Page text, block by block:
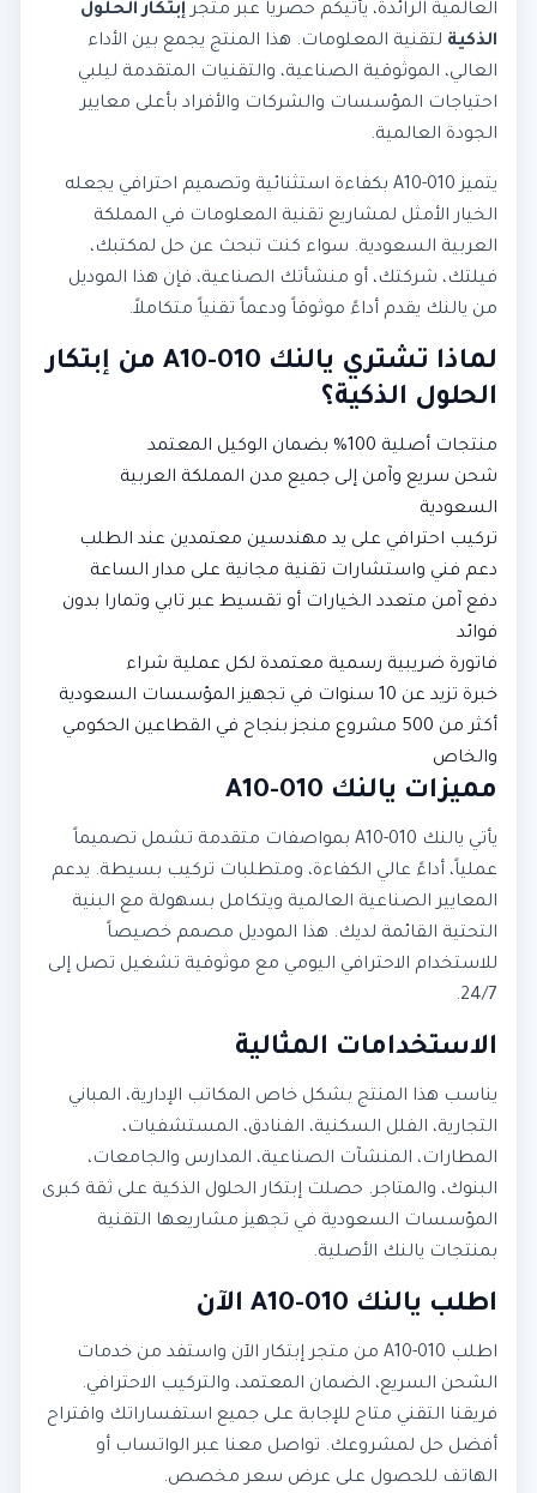
العالمية الرائدة، يأتيكم حصرياً عبر متجرإبتكار الحلول
الذكية لتقنية المعلومات. هذا المنتج يجمع بين الأداء
العالي، الموثوقية الصناعية، والتقنيات المتقدمة ليلبي
احتياجات المؤسسات والشركات والأفراد بأعلى معايير
الجودة العالمية.
يتميز A10-010 بكفاءة استثنائية وتصميم احترافي يجعله
الخيار الأمثل لمشاريع تقنية المعلومات في المملكة
العربية السعودية. سواء كنت تبحث عن حل لمكتبك،
فيلتك، شركتك، أو منشأتك الصناعية، فإن هذا الموديل
من يالنك يقدم أداءً موثوقاً ودعماً تقنياً متكاملاً.
لماذا تشتري يالنك A10-010 من إبتكار
الحلول الذكية؟
منتجات أصلية 100% بضمان الوكيل المعتمد
شحن سريع وآمن إلى جميع مدن المملكة العربية
السعودية
تركيب احترافي على يد مهندسين معتمدين عند الطلب
دعم فني واستشارات تقنية مجانية على مدار الساعة
دفع آمن متعدد الخيارات أو تقسيط عبر تابي وتمارا بدون
فوائد
فاتورة ضريبية رسمية معتمدة لكل عملية شراء
خبرة تزيد عن 10 سنوات في تجهيز المؤسسات السعودية
أكثر من 500 مشروع منجز بنجاح في القطاعين الحكومي
والخاص
مميزات يالنك A10-010
يأتي يالنك A10-010 بمواصفات متقدمة تشمل تصميماً
عملياً، أداءً عالي الكفاءة، ومتطلبات تركيب بسيطة. يدعم
المعايير الصناعية العالمية ويتكامل بسهولة مع البنية
التحتية القائمة لديك. هذا الموديل مصمم خصيصاً
للاستخدام الاحترافي اليومي مع موثوقية تشغيل تصل إلى
24/7.
الاستخدامات المثالية
يناسب هذا المنتج بشكل خاص المكاتب الإدارية، المباني
التجارية، الفلل السكنية، الفنادق، المستشفيات،
المطارات، المنشآت الصناعية، المدارس والجامعات،
البنوك، والمتاجر. حصلت إبتكار الحلول الذكية على ثقة كبرى
المؤسسات السعودية في تجهيز مشاريعها التقنية
بمنتجات يالنك الأصلية.
اطلب يالنك A10-010 الآن
اطلب A10-010 من متجر إبتكار الآن واستفد من خدمات
الشحن السريع، الضمان المعتمد، والتركيب الاحترافي.
فريقنا التقني متاح للإجابة على جميع استفساراتك واقتراح
أفضل حل لمشروعك. تواصل معنا عبر الواتساب أو
الهاتف للحصول على عرض سعر مخصص.